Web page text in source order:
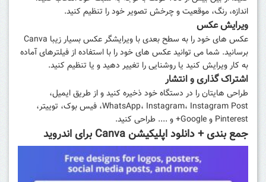
اندازه، رنگ، موقعیت و چرخش تصویر خود را تنظیم کنید.
ویرایش عکس
عکس های خود را به سطح بعدی با ویرایشگر عکس بسیار زیبا Canva
برسانید. شما می توانید عکس های خود را با استفاده از فیلترهای آماده
به کار ویرایش کنید یا روشنایی را تغییر دهید و یا تنظیم کنید.
اشتراک گذاری و انتشار
طراحی هایتان را در دستگاه خود ذخیره کنید و از طریق ایمیل،
WhatsApp، Instagram، Instagram Post، فیس بوک، توییتر،
Pinterest و Google+ و .... طراحی کنید.
جمع بندی + دانلود اپلیکیشن Canva برای اندروید